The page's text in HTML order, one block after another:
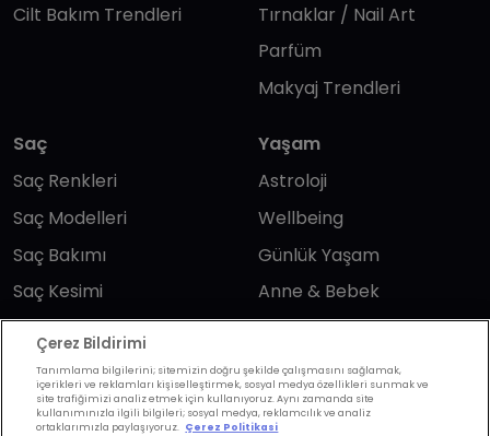
Cilt Bakım Trendleri
Tırnaklar / Nail Art
Parfüm
Makyaj Trendleri
Saç
Saç Renkleri
Saç Modelleri
Saç Bakımı
Saç Kesimi
Erkek Saç
Kuaförler
Saç Trendleri
Yaşam
Astroloji
Wellbeing
Günlük Yaşam
Anne & Bebek
Yükselen Burç
Kuafor Bulma
Çerez Bildirimi
Tanımlama bilgilerini; sitemizin doğru şekilde çalışmasını sağlamak,
içerikleri ve reklamları kişiselleştirmek, sosyal medya özellikleri sunmak ve
site trafiğimizi analiz etmek için kullanıyoruz. Aynı zamanda site
kullanımınızla ilgili bilgileri; sosyal medya, reklamcılık ve analiz
ortaklarımızla paylaşıyoruz. Çerez Politikasi